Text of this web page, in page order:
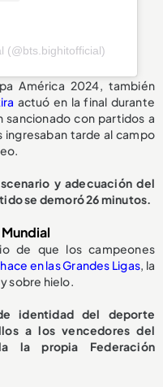
(@bts.bighitofficial)
América 2024, también
actuó en la final durante
con partidos a
ingresaban tarde al campo
y adecuación del
se demoró 26 minutos.
de que los campeones
en las Grandes Ligas, la
sobre hielo.
identidad del deporte
a los vencedores del
la propia Federación